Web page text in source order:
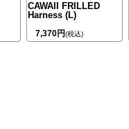
CAWAII FRILLED
Harness (L)
7,370円(税込)